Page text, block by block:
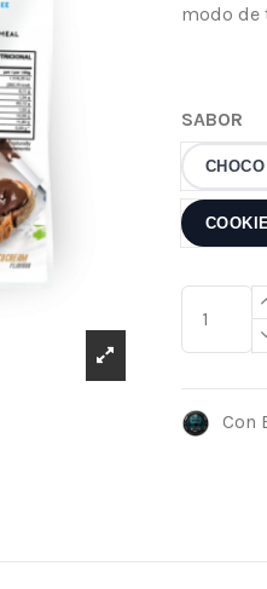
modo de
SABOR
Con